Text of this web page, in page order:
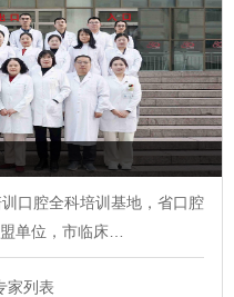
口腔全科培训基地，省口腔
单位，市临床…
家列表